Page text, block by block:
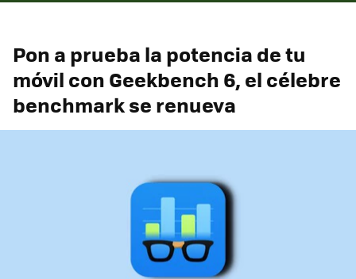
Pon a prueba la potencia de tu
móvil con Geekbench 6, el célebre
benchmark se renueva